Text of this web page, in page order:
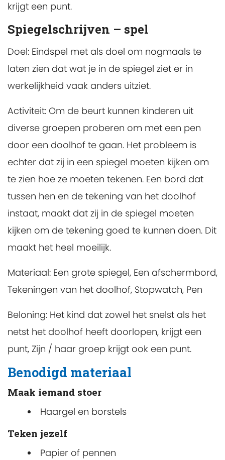
krijgt een punt.
Spiegelschrijven – spel
Doel: Eindspel met als doel om nogmaals te
laten zien dat wat je in de spiegel ziet er in
werkelijkheid vaak anders uitziet.
Activiteit: Om de beurt kunnen kinderen uit
diverse groepen proberen om met een pen
door een doolhof te gaan. Het probleem is
echter dat zij in een spiegel moeten kijken om
te zien hoe ze moeten tekenen. Een bord dat
tussen hen en de tekening van het doolhof
instaat, maakt dat zij in de spiegel moeten
kijken om de tekening goed te kunnen doen. Dit
maakt het heel moeilijk.
Materiaal: Een grote spiegel, Een afschermbord,
Tekeningen van het doolhof, Stopwatch, Pen
Beloning: Het kind dat zowel het snelst als het
netst het doolhof heeft doorlopen, krijgt een
punt, Zijn / haar groep krijgt ook een punt.
Benodigd materiaal
Maak iemand stoer
Haargel en borstels
Teken jezelf
Papier of pennen